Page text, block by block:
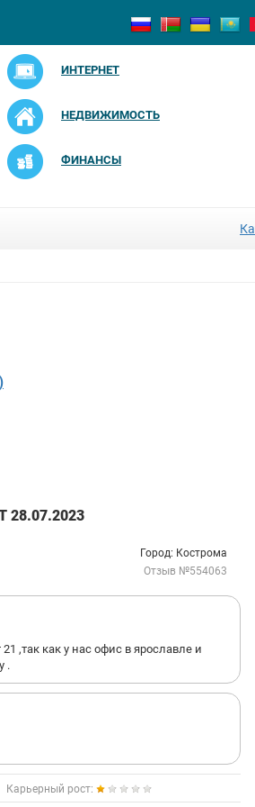
ИНТЕРНЕТ
НЕДВИЖИМОСТЬ
ФИНАНСЫ
Город: Кострома
Отзыв №554063
,так как у нас офис в ярославле и
.
Карьерный рост: